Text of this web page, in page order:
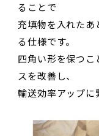
ることで
充填物を入れた
る仕様です。
四角い形を保つ
スを改善し、
輸送効率アップに